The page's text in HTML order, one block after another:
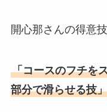
開心那さんの得意
「コースのフチを
部分で滑らせる技」